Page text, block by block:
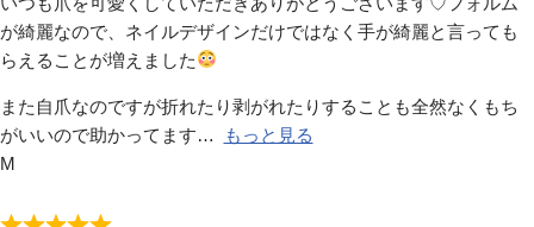
が綺麗なので、ネイルデザインだけではなく手が綺麗と言っても
らえることが増えました
また自爪なのですが折れたり剥がれたりすることも全然なくもち
がいいので助かってます
もっと見る
M